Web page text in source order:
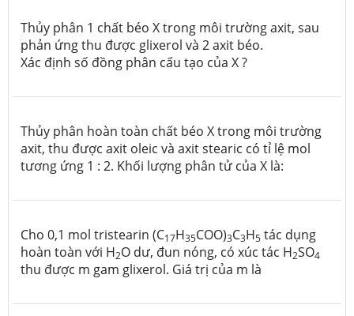
Thủy phân 1 chất béo X trong môi trường axit, sau
phản ứng thu được glixerol và 2 axit béo.
Xác định số đồng phân cấu tạo của X ?
Thủy phân hoàn toàn chất béo X trong môi trường
axit, thu được axit oleic và axit stearic có tỉ lệ mol
tương ứng 1 : 2. Khối lượng phân tử của X là:
Cho 0,1 mol tristearin (C17H35COO)3C3H5 tác dụng
hoàn toàn với H2O dư, đun nóng, có xúc tác H2SO4
thu được m gam glixerol. Giá trị của m là